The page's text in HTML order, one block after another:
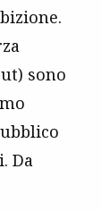
sono
Da